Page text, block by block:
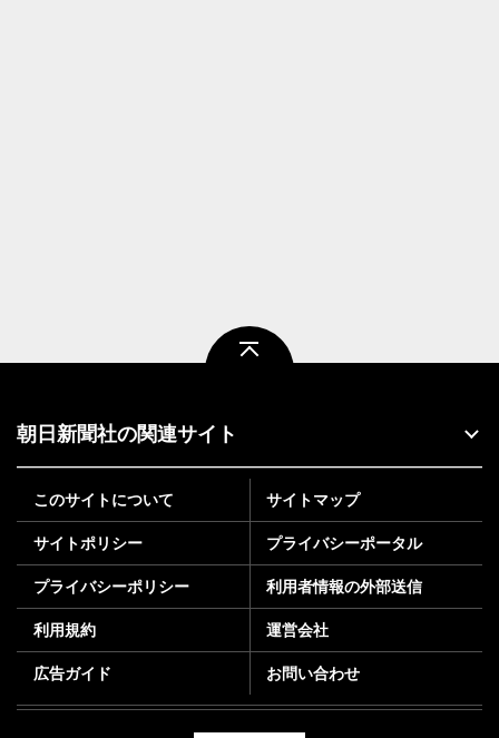
朝日新聞社の関連サイト
このサイトについて サイトマップ
サイトポリシー プライバシーポータル
プライバシーポリシー 利用者情報の外部送信
利用規約 運営会社
広告ガイド お問い合わせ